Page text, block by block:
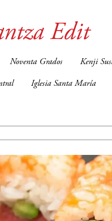
Edit
Noventa Grados Kenji
Iglesia Santa María